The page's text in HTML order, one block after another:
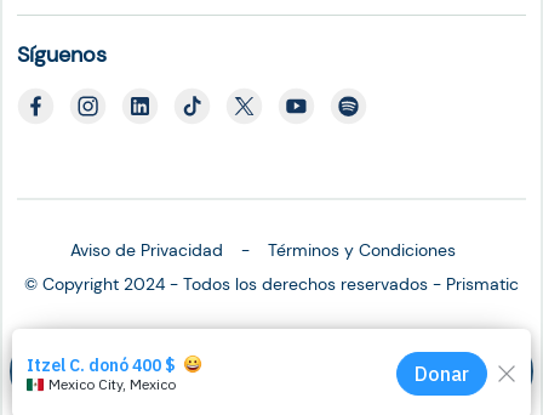
Salva una vida Corre
Síguenos
Aviso de Privacidad
Términos y Condiciones
© Copyright 2024 - Todos los derechos reservados - Prismatic